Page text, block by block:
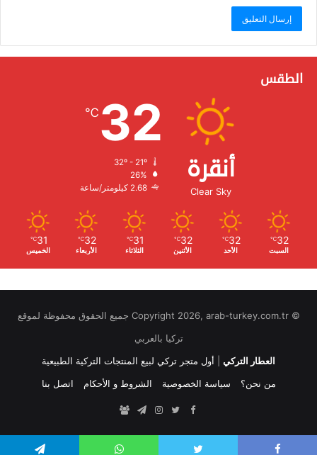
الطقس
أنقرة
Clear Sky
32
℃
الرطوبة:
الرياح:
32
℃
السبت
32
℃
الأحد
32
℃
الأثنين
31
℃
الثلاثاء
32
℃
الأربعاء
31
℃
الخميس
© Copyright 2026, arab-turkey.com.tr جميع الحقوق محفوظة لموقع
تركيا بالعربي
العطار التركي
أول متجر تركي لبيع المنتجات التركية الطبيعية
من نحن؟
سياسة الخصوصية الشروط و الأحكام اتصل بنا